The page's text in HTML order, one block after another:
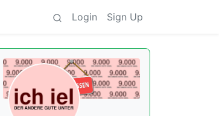
Login Sign Up